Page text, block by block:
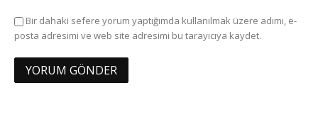
Bir dahaki sefere yorum yaptığımda kullanılmak üzere adımı, e-
posta adresimi ve web site adresimi bu tarayıcıya kaydet.